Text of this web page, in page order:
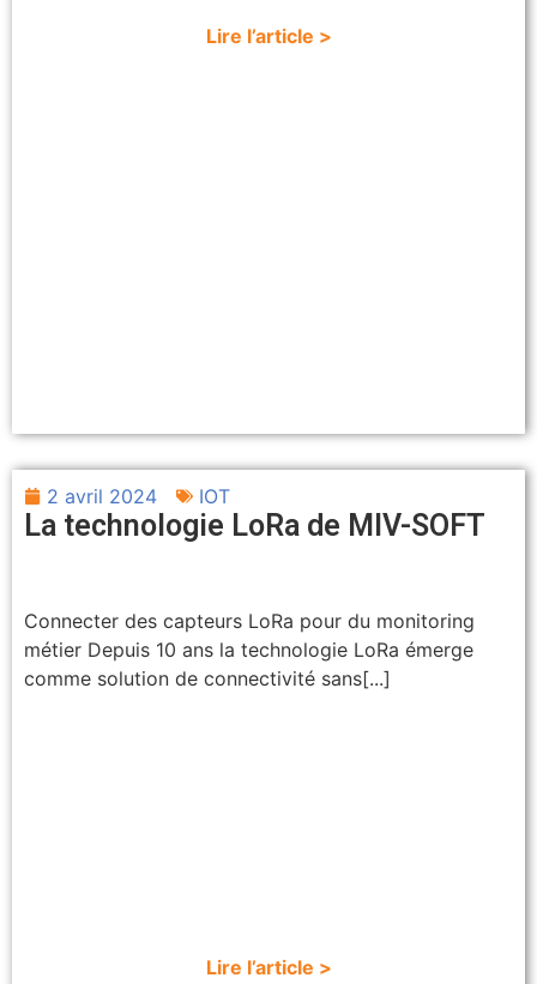
Lire l’article >
2 avril 2024 IOT
La technologie LoRa de MIV-SOFT
Connecter des capteurs LoRa pour du monitoring
métier Depuis 10 ans la technologie LoRa émerge
comme solution de connectivité sans[...]
Lire l’article >